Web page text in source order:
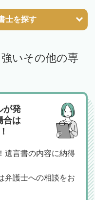
士を探す
いその他の専
が発
合は
遺言書の内容に納得
弁護士への相談をお